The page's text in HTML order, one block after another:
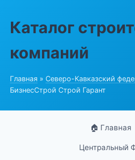
Каталог
компаний
Главная » Северо-Кавказский
БизнесСтрой Строй Гарант
🏠 Главная
Центральный